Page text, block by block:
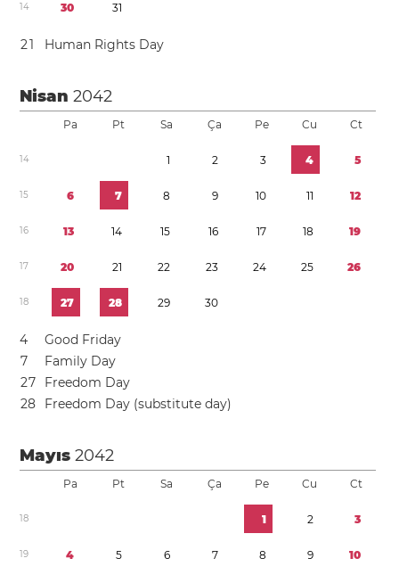
14 30 31
21 Human Rights Day
Nisan2042
Pa Pt Sa Ça Pe Cu Ct
14 1 2 3 4 5
15 6 7 8 9 10 11 12
16 13 14 15 16 17 18 19
17 20 21 22 23 24 25 26
18 27 28 29 30
4
Good Friday
7
Family Day
27
Freedom Day
28 Freedom Day (substitute day)
Mayıs2042
Pa Pt Sa Ça Pe Cu Ct
18 1 2 3
19 4 5 6 7 8 9 10